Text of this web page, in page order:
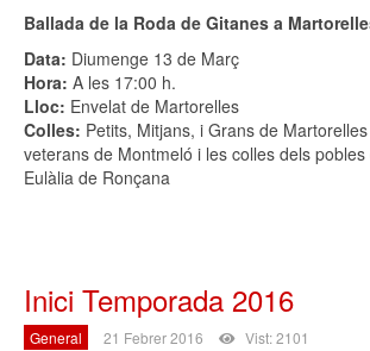
Ballada de la Roda de Gitanes a
Data: Diumenge 13 de Març
Hora: A les 17:00 h.
Lloc: Envelat de Martorelles
Colles: Petits, Mitjans, i Grans de
veterans de Montmeló i les colles dels
Eulàlia de Ronçana
Inici Temporada 2016
General 21 Febrer 2016 Vist: 2101